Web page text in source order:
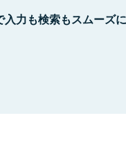
入力も検索もスムーズ